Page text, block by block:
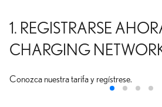
1. REGISTRARSE
CHARGING
Conozca nuestra tarifa y regístrese.